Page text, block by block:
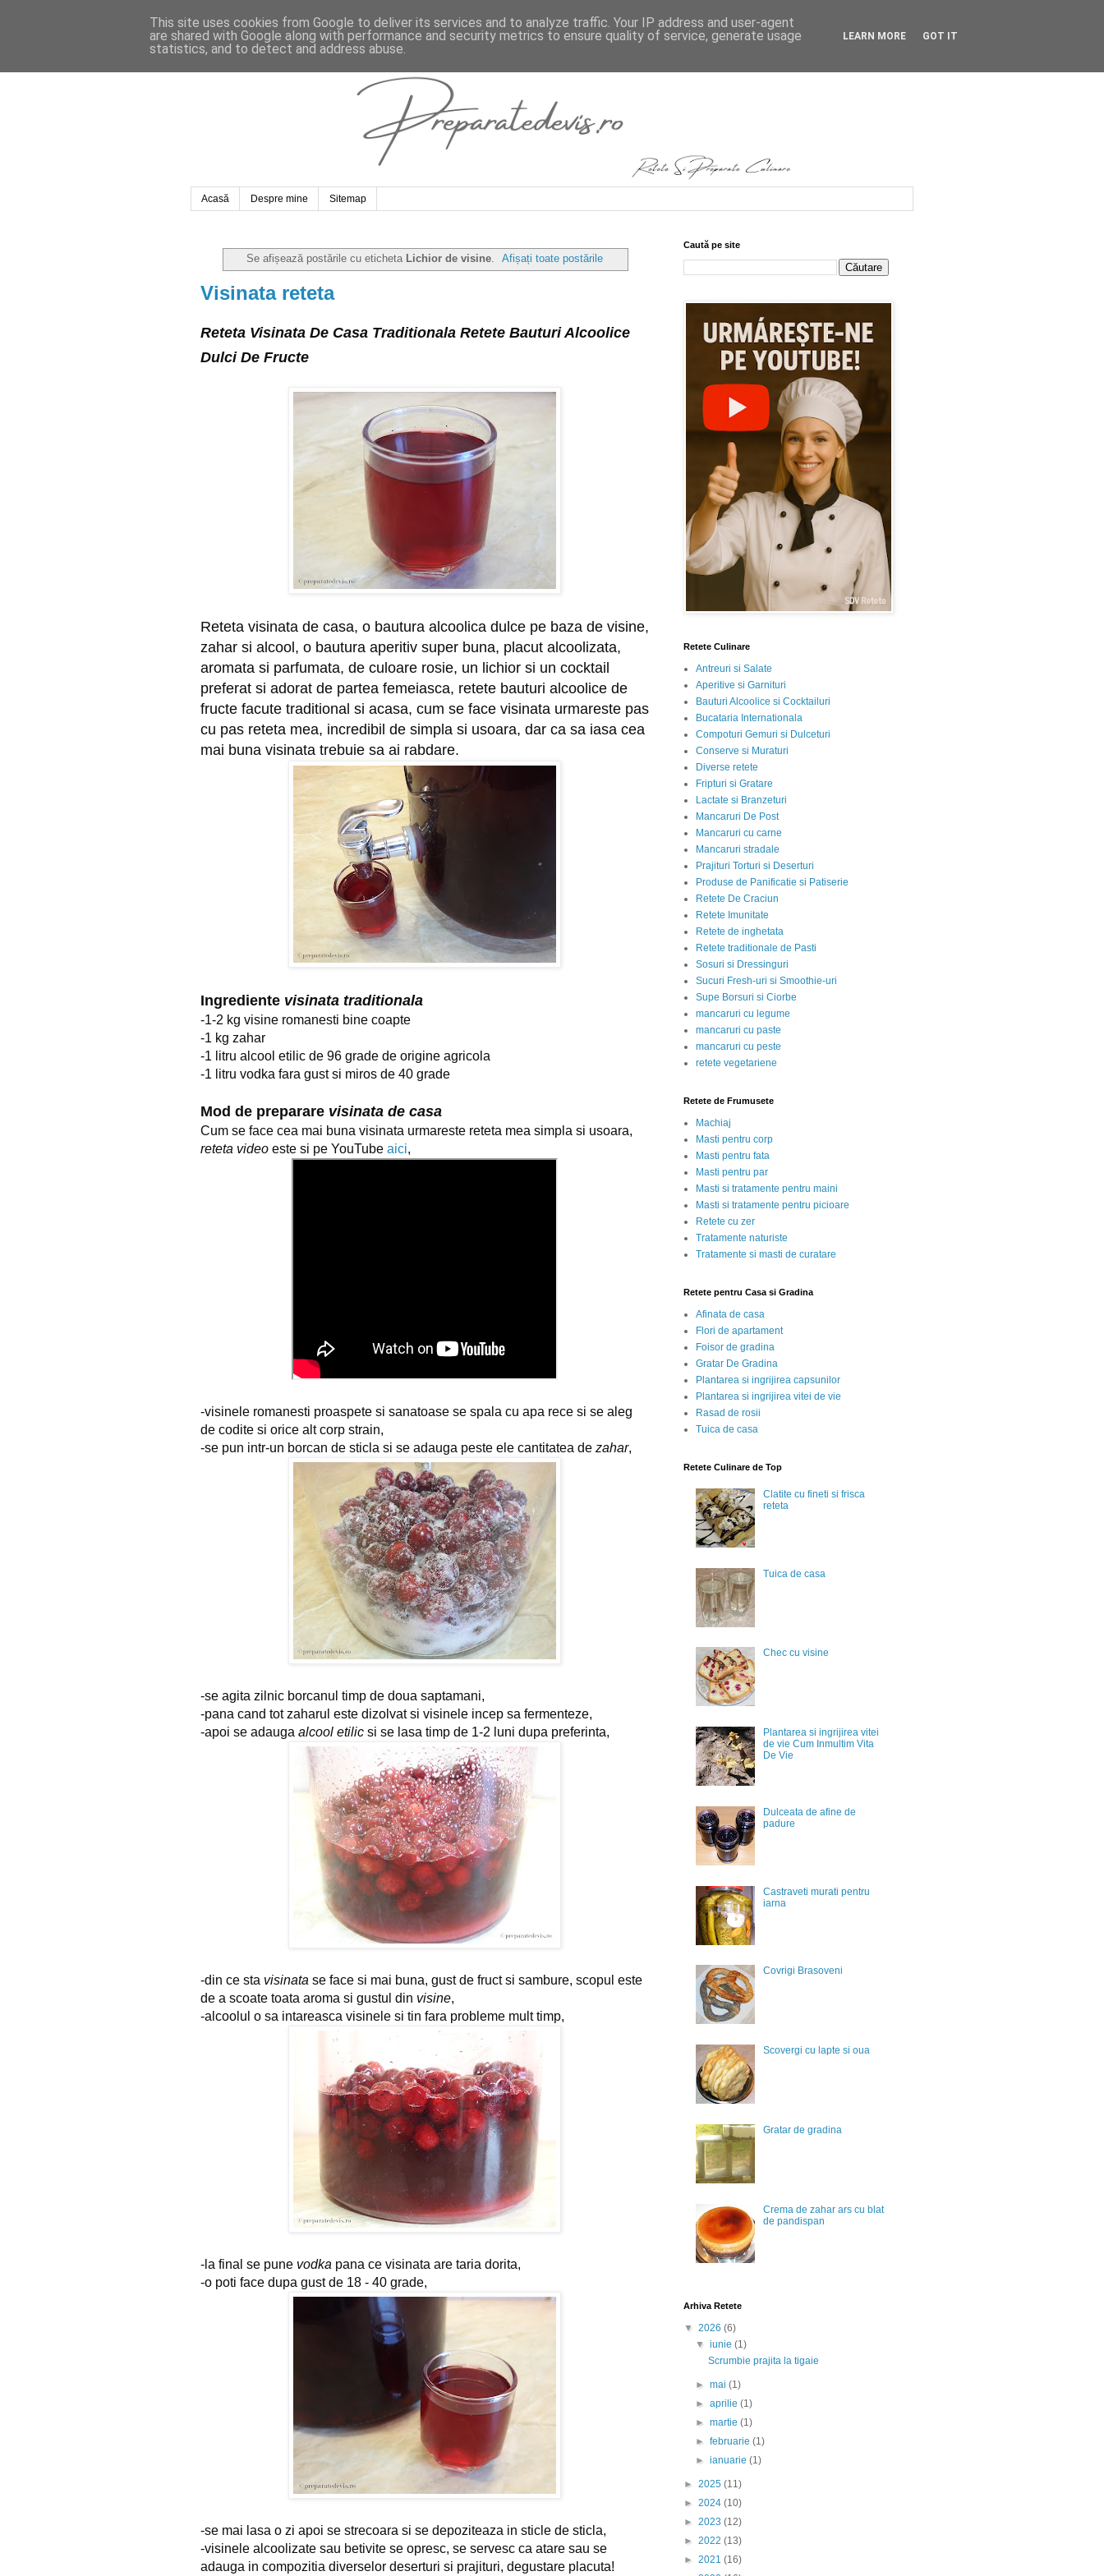
Acasă Despre mine Sitemap
Se afișează postările cu eticheta Lichior de visine. Afișați toate postările
Visinata reteta
Reteta Visinata De Casa Traditionala Retete Bauturi Alcoolice
Dulci De Fructe
Reteta visinata de casa, o bautura alcoolica dulce pe baza de visine,
zahar si alcool, o bautura aperitiv super buna, placut alcoolizata,
aromata si parfumata, de culoare rosie, un lichior si un cocktail
preferat si adorat de partea femeiasca, retete bauturi alcoolice de
fructe facute traditional si acasa, cum se face visinata urmareste pas
cu pas reteta mea, incredibil de simpla si usoara, dar ca sa iasa cea
mai buna visinata trebuie sa ai rabdare.
Ingrediente visinata traditionala
-1-2 kg visine romanesti bine coapte
-1 kg zahar
-1 litru alcool etilic de 96 grade de origine agricola
-1 litru vodka fara gust si miros de 40 grade
Mod de preparare visinata de casa
reteta video este si pe YouTube aici,
-visinele romanesti proaspete si sanatoase se spala cu apa rece si se aleg
de codite si orice alt corp strain,
-se pun intr-un borcan de sticla si se adauga peste ele cantitatea de zahar,
-se agita zilnic borcanul timp de doua saptamani,
-pana cand tot zaharul este dizolvat si visinele incep sa fermenteze,
-apoi se adauga alcool etilic si se lasa timp de 1-2 luni dupa preferinta,
-din ce sta visinata se face si mai buna, gust de fruct si sambure, scopul este
de a scoate toata aroma si gustul din visine,
-alcoolul o sa intareasca visinele si tin fara probleme mult timp,
-la final se pune vodka pana ce visinata are taria dorita,
-o poti face dupa gust de 18 - 40 grade,
-se mai lasa o zi apoi se strecoara si se depoziteaza in sticle de sticla,
-visinele alcoolizate sau betivite se opresc, se servesc ca atare sau se
adauga in compozitia diverselor deserturi si prajituri, degustare placuta!
Caută pe site
Retete Culinare
Antreuri si Salate
Aperitive si Garnituri
Bauturi Alcoolice si Cocktailuri
Bucataria Internationala
Compoturi Gemuri si Dulceturi
Conserve si Muraturi
Diverse retete
Fripturi si Gratare
Lactate si Branzeturi
Mancaruri De Post
Mancaruri cu carne
Mancaruri stradale
Prajituri Torturi si Deserturi
Produse de Panificatie si Patiserie
Retete De Craciun
Retete Imunitate
Retete de inghetata
Retete traditionale de Pasti
Sosuri si Dressinguri
Sucuri Fresh-uri si Smoothie-uri
Supe Borsuri si Ciorbe
mancaruri cu legume
mancaruri cu paste
mancaruri cu peste
retete vegetariene
Retete de Frumusete
Machiaj
Masti pentru corp
Masti pentru fata
Masti pentru par
Masti si tratamente pentru maini
Masti si tratamente pentru picioare
Retete cu zer
Tratamente naturiste
Tratamente si masti de curatare
Retete pentru Casa si Gradina
Afinata de casa
Flori de apartament
Foisor de gradina
Gratar De Gradina
Plantarea si ingrijirea capsunilor
Plantarea si ingrijirea vitei de vie
Rasad de rosii
Tuica de casa
Retete Culinare de Top
Clatite cu fineti si frisca
reteta
Tuica de casa
Chec cu visine
Plantarea si ingrijirea vitei
de vie Cum Inmultim Vita
De Vie
Dulceata de afine de
padure
Castraveti murati pentru
iarna
Covrigi Brasoveni
Scovergi cu lapte si oua
Gratar de gradina
Crema de zahar ars cu blat
de pandispan
Arhiva Retete
▼ 2026 (6)
▼iunie(1)
Scrumbie prajita la tigaie
►mai(1)
►aprilie(1)
►martie(1)
►februarie(1)
►ianuarie(1)
► 2025 (11)
► 2024 (10)
► 2023 (12)
► 2022 (13)
► 2021 (16)
This site uses cookies from Google to deliver its services and to analyze traffic. Your IP address and user-agent
are shared with Google along with performance and security metrics to ensure quality of service, generate usage
statistics, and to detect and address abuse.
LEARN MORE GOT IT